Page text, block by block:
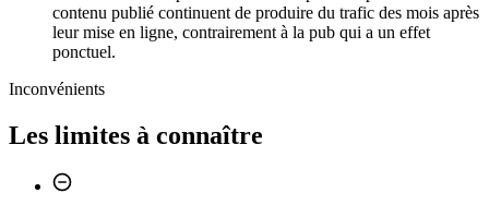
contenu publié continuent de produire du trafic des mois après
leur mise en ligne, contrairement à la pub qui a un effet
ponctuel.
Inconvénients
Les limites à connaître